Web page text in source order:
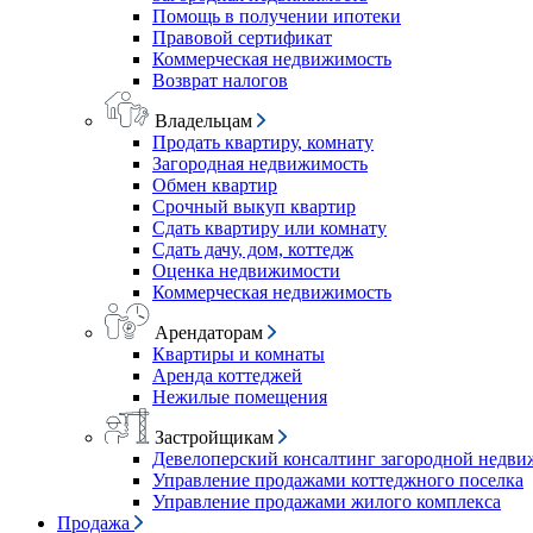
Помощь в получении ипотеки
Правовой сертификат
Коммерческая недвижимость
Возврат налогов
Владельцам
Продать квартиру, комнату
Загородная недвижимость
Обмен квартир
Срочный выкуп квартир
Сдать квартиру или комнату
Сдать дачу, дом, коттедж
Оценка недвижимости
Коммерческая недвижимость
Арендаторам
Квартиры и комнаты
Аренда коттеджей
Нежилые помещения
Застройщикам
Девелоперский консалтинг загородной
Управление продажами коттеджного поселка
Управление продажами жилого комплекса
Продажа